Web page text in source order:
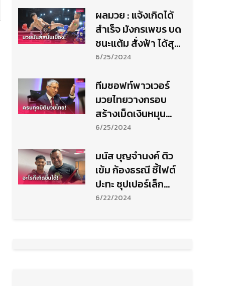
ผลมวย : แจ้งเกิดได้
สำเร็จ มังกรเพขร บด
ชนะแต้ม สั่งฟ้า ได้สุด
มันส์
6/25/2024
ทีมซอฟท์พาวเวอร์
มวยไทยวางกรอบ
สร้างเม็ดเงินหมุน
เวียนเศรษกิจไทยทุก
6/25/2024
มนัส บุญจำนงค์ ติว
เข้ม ก้องธรณี ชี้ไฟต์
ปะทะ ซุปเปอร์เล็ก
อาจมีพลิกล็อก
6/22/2024